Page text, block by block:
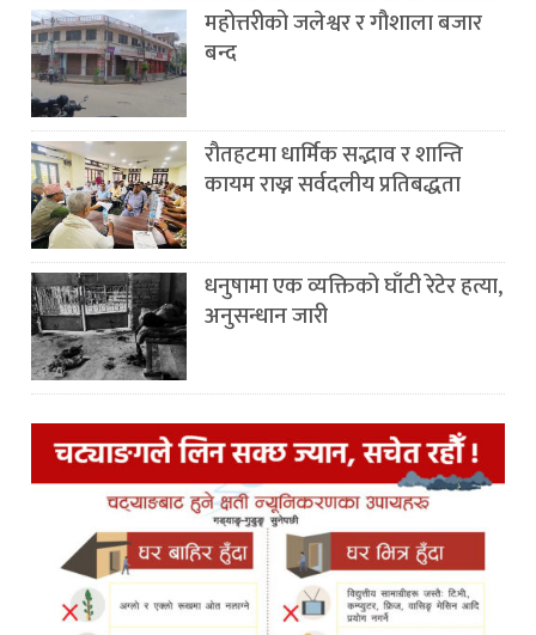
महोत्तरीको जलेश्वर र गौशाला बजार
बन्द
रौतहटमा धार्मिक सद्भाव र शान्ति
कायम राख्न सर्वदलीय प्रतिबद्धता
धनुषामा एक व्यक्तिको घाँटी रेटेर हत्या,
अनुसन्धान जारी